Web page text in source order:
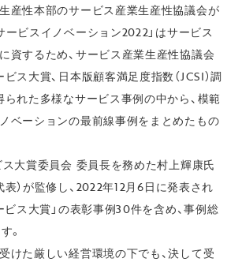
産性本部のサービス産業生産性協議会が
ービスイノベーション2022」はサービス
資するため、サービス産業生産性協議会
ス大賞、日本版顧客満足度指数（JCSI）調
られた多様なサービス事例の中から、模範
ベーションの最前線事例をまとめたもの
大賞委員会 委員長を務めた村上輝康氏
表）が監修し、2022年12月6日に発表され
ビス大賞」の表彰事例30件を含め、事例総
。
けた厳しい経営環境の下でも、決して受